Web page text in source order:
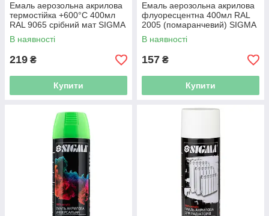
Емаль аерозольна акрилова
термостійка +600°С 400мл
RAL 9065 срібний мат SIGMA
(2736061)
В наявності
219 ₴
Купити
Емаль аерозольна акрилова
флуоресцентна 400мл RAL
2005 (помаранчевий) SIGMA
(2736121)
В наявності
157 ₴
Купити